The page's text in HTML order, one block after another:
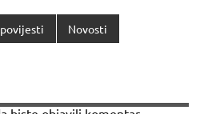
Novosti